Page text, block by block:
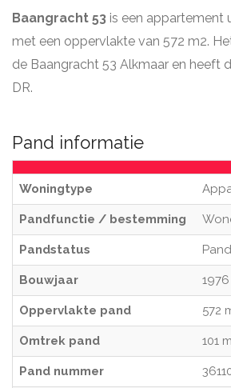
Baangracht 53 is een appartement
met een oppervlakte van 572 m2.
de Baangracht 53 Alkmaar en heeft
DR.
Pand informatie
Woningtype
Pandfunctie / bestemming
Pandstatus
Bouwjaar 1976
Oppervlakte pand 572
Omtrek pand 101 m
Pand nummer